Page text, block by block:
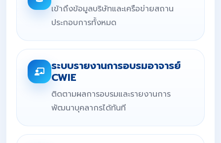
เข้าถึงข้อมูลบริษัทและเครือข่ายสถาน
ประกอบการทั้งหมด
ระบบรายงานการอบรมอาจารย์
CWIE
ติดตามผลการอบรมและรายงานการ
พัฒนาบุคลากรได้ทันที